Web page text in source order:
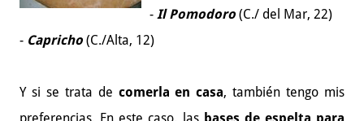
- Il Pomodoro (C./ del Mar, 22)
- Capricho (C./Alta, 12)
Y si se trata de comerla en casa, también tengo mis